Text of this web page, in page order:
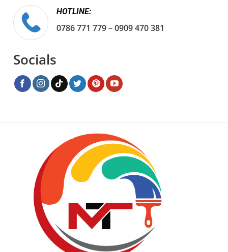
HOTLINE:
0786 771 779–0909 470 381
Socials